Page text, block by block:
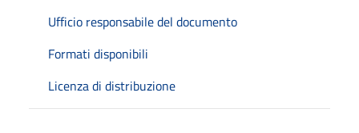
Ufficio responsabile del documento
Formati disponibili
Licenza di distribuzione